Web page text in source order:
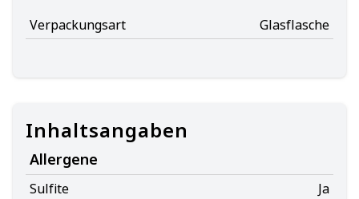
Verpackungsart Glasflasche
Inhaltsangaben
Allergene
Sulfite Ja